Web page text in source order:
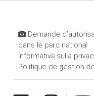
Demande
dans le parc national
Informativa sulla
Politique de gestion